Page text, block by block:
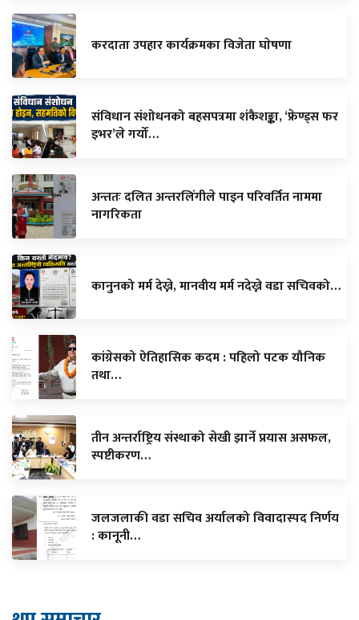
करदाता उपहार कार्यक्रमका विजेता घाेषणा
संविधान संशोधनको बहसपत्रमा शंकैशङ्का, ‘फ्रेण्ड्स फर
इभर’ले गर्यो…
अन्ततः दलित अन्तरलिंगीले पाइन परिवर्तित नाममा
नागरिकता
कानुनको मर्म देख्ने, मानवीय मर्म नदेख्ने वडा सचिवको…
कांग्रेसको ऐतिहासिक कदम : पहिलो पटक यौनिक
तथा…
तीन अन्तर्राष्ट्रिय संस्थाको सेखी झार्ने प्रयास असफल,
स्पष्टीकरण…
जलजलाकी वडा सचिव अर्यालको विवादास्पद निर्णय
: कानूनी…